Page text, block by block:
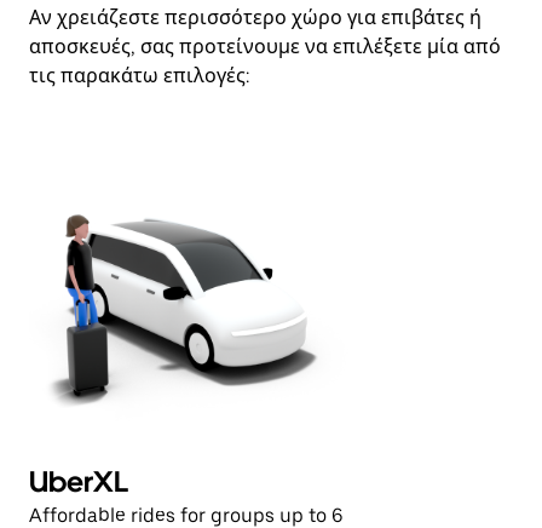
Αν χρειάζεστε περισσότερο χώρο για επιβάτες ή
αποσκευές, σας προτείνουμε να επιλέξετε μία από
τις παρακάτω επιλογές:
UberXL
Affordable rides for groups up to 6